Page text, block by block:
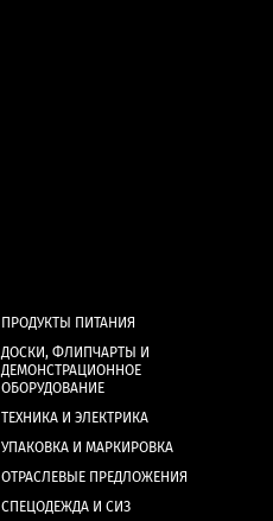
ПРОДУКТЫ ПИТАНИЯ
ДОСКИ, ФЛИПЧАРТЫ И
ДЕМОНСТРАЦИОННОЕ
ОБОРУДОВАНИЕ
ТЕХНИКА И ЭЛЕКТРИКА
УПАКОВКА И МАРКИРОВКА
ОТРАСЛЕВЫЕ ПРЕДЛОЖЕНИЯ
СПЕЦОДЕЖДА И СИЗ